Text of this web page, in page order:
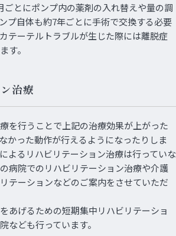
ごとにポンプ内の薬剤の入れ替えや量の調
プ自体も約7年ごとに手術で交換する必要
テーテルトラブルが生じた際には離脱症
す。
治療
を行うことで上記の治療効果が上がった
かった動作が行えるようになったりしま
よるリハビリテーション治療は行っていな
病院でのリハビリテーション治療や介護
テーションなどのご案内をさせていただ
あげるための短期集中リハビリテーショ
なども行っています。